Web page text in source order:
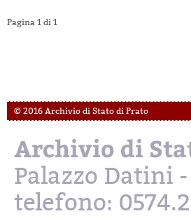
Pagina 1 di 1
© 2016 Archivio di Stato di Prato
Archivio di
Palazzo Datini
telefono: